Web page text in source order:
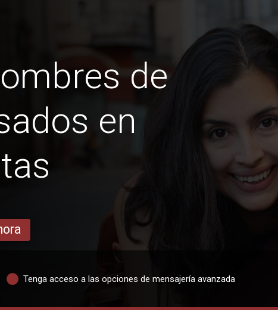
de
​​en
Tenga acceso a las opciones de mensajería avanzada